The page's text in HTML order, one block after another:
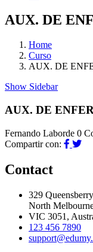
AUX. DE
Home
Curso
AUX. DE
Show Sidebar
AUX. DE
Fernando Laborde 0
Compartir con:
Contact
329
North
VIC 3051,
123 456 7890